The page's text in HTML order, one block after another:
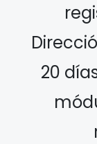
20